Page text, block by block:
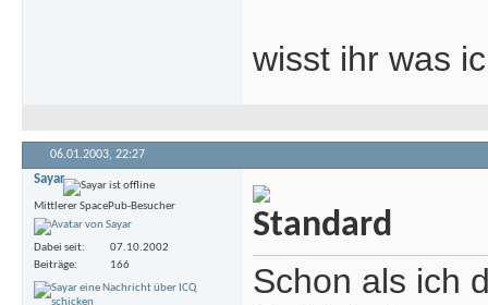
wisst ihr was
06.01.2003, 22:27
Sayar
Mittlerer SpacePub-Besucher
Dabei seit
07.10.2002
Beiträge
166
Schon als ich